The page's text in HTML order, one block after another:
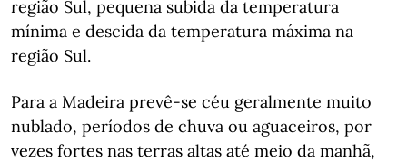
região Sul, pequena subida da temperatura
mínima e descida da temperatura máxima na
região Sul.
Para a Madeira prevê-se céu geralmente muito
nublado, períodos de chuva ou aguaceiros, por
vezes fortes nas terras altas até meio da manhã,